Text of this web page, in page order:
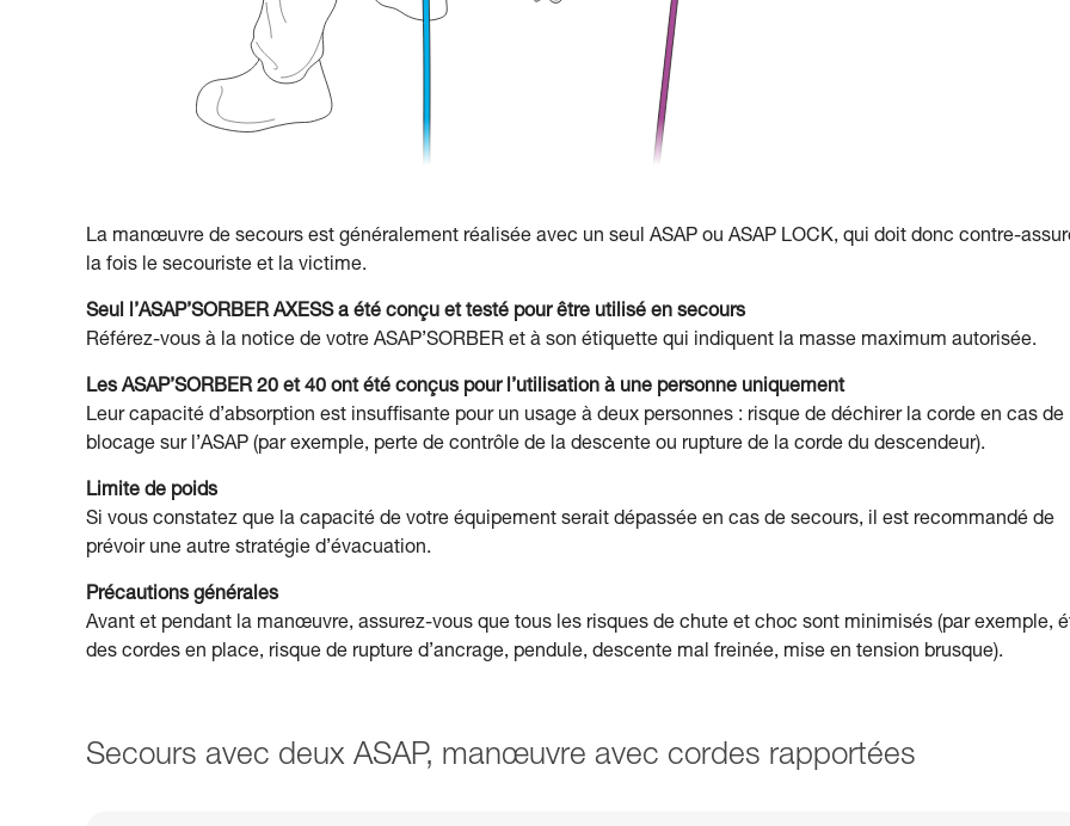
La manœuvre de secours est généralement réalisée avec un seul ASAP ou ASAP LOCK, qui doit donc contre-
la fois le secouriste et la victime.
Seul l’ASAP’SORBER AXESS a été conçu et testé pour être utilisé en secours
Référez-vous à la notice de votre ASAP’SORBER et à son étiquette qui indiquent la masse maximum autorisée.
Les ASAP’SORBER 20 et 40 ont été conçus pour l’utilisation à une personne uniquement
Leur capacité d’absorption est insuffisante pour un usage à deux personnes : risque de déchirer la corde en cas de
blocage sur l’ASAP (par exemple, perte de contrôle de la descente ou rupture de la corde du descendeur).
Limite de poids
Si vous constatez que la capacité de votre équipement serait dépassée en cas de secours, il est recommandé de
prévoir une autre stratégie d’évacuation.
Précautions générales
Avant et pendant la manœuvre, assurez-vous que tous les risques de chute et choc sont minimisés (par exemple,
des cordes en place, risque de rupture d’ancrage, pendule, descente mal freinée, mise en tension brusque).
Secours avec deux ASAP, manœuvre avec cordes rapportées